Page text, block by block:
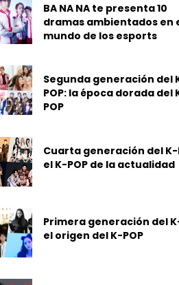
BA NA NA te presenta 10
dramas ambientados en
mundo de los esports
Segunda generación del
POP: la época dorada del
POP
Cuarta generación del K-
el K-POP de la actualidad
Primera generación del
el origen del K-POP